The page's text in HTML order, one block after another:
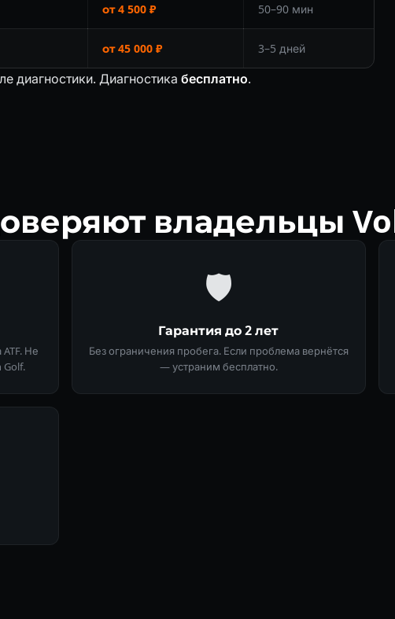
от 4 500 ₽ 50–90 мин
от 45 000 ₽ 3–5 дней
диагностики. Диагностика бесплатно.
владельцы
Не
Golf.
🛡
Гарантия до 2 лет
Без ограничения пробега. Если проблема вернётся
— устраним бесплатно.